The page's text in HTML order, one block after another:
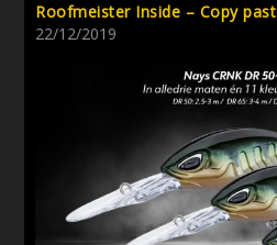
Roofmeister Inside – Copy
22/12/2019